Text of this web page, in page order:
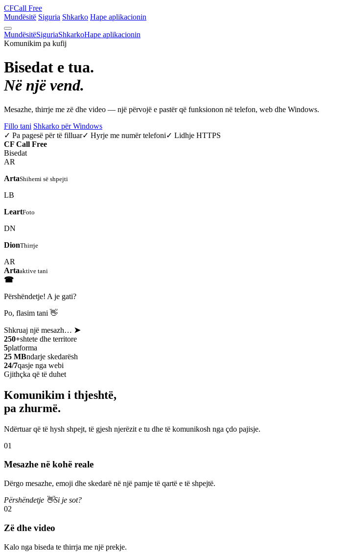
CFCall Free
Mundësitë Siguria Shkarko Hape aplikacionin
MundësitëSiguriaShkarkoHape aplikacionin
Komunikim pa kufij
Bisedat e tua.
Në një vend.
Mesazhe, thirrje me zë dhe video — një përvojë e pastër që funksionon në telefon, web dhe Windows.
Fillo tani Shkarko për Windows
✓ Pa pagesë për të filluar✓ Hyrje me numër telefoni✓ Lidhje HTTPS
CF Call Free
Bisedat
AR
ArtaShihemi së shpejti
LB
LeartFoto
DN
DionThirrje
AR
Artaaktive tani
☎
Përshëndetje! A je gati?
Po, flasim tani 👋
Shkruaj një mesazh… ➤
250+shtete dhe territore
5platforma
25 MBndarje skedarësh
24/7qasje nga webi
Gjithçka që të duhet
Komunikim i thjeshtë,
pa zhurmë.
Ndërtuar që të hysh shpejt, të gjesh njerëzit e tu dhe të komunikosh nga çdo pajisje.
01
Mesazhe në kohë reale
Dërgo mesazhe, emoji dhe skedarë në një pamje të qartë e të shpejtë.
Përshëndetje 👋Si je sot?
02
Zë dhe video
Kalo nga biseda te thirrja me një prekje.